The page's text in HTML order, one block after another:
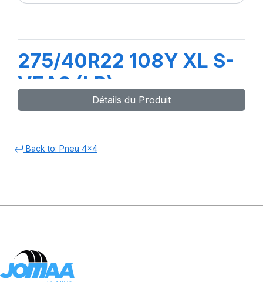
275/40R22 108Y XL S-
VEAS (LR)ncs
Détails du Produit
Back to: Pneu 4x4